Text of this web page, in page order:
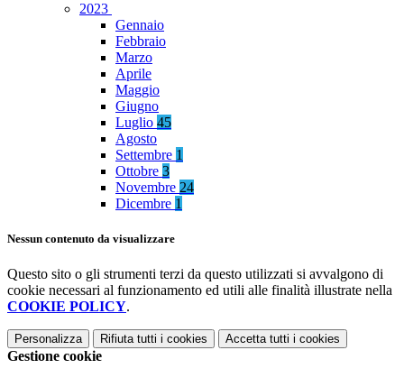
2023
Gennaio
Febbraio
Marzo
Aprile
Maggio
Giugno
Luglio 45
Agosto
Settembre 1
Ottobre 3
Novembre 24
Dicembre 1
Nessun contenuto da visualizzare
Questo sito o gli strumenti terzi da questo utilizzati si avvalgono di
cookie necessari al funzionamento ed utili alle finalità illustrate nella
COOKIE POLICY.
Personalizza Rifiuta tutti i cookies Accetta tutti i cookies
Gestione cookie